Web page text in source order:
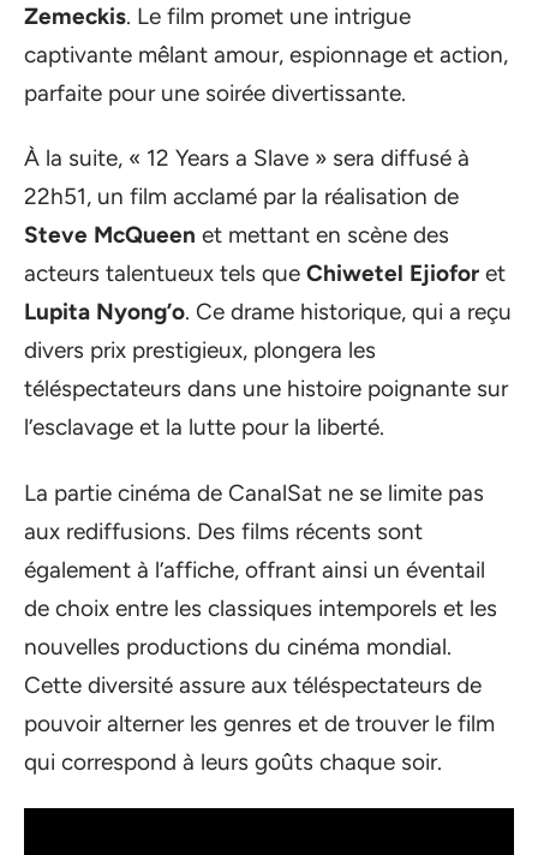
Zemeckis. Le film promet une intrigue
captivante mêlant amour, espionnage et action,
parfaite pour une soirée divertissante.
À la suite, « 12 Years a Slave » sera diffusé à
22h51, un film acclamé par la réalisation de
Steve McQueen et mettant en scène des
acteurs talentueux tels que Chiwetel Ejiofor et
Lupita Nyong’o. Ce drame historique, qui a reçu
divers prix prestigieux, plongera les
téléspectateurs dans une histoire poignante sur
l’esclavage et la lutte pour la liberté.
La partie cinéma de CanalSat ne se limite pas
aux rediffusions. Des films récents sont
également à l’affiche, offrant ainsi un éventail
de choix entre les classiques intemporels et les
nouvelles productions du cinéma mondial.
Cette diversité assure aux téléspectateurs de
pouvoir alterner les genres et de trouver le film
qui correspond à leurs goûts chaque soir.